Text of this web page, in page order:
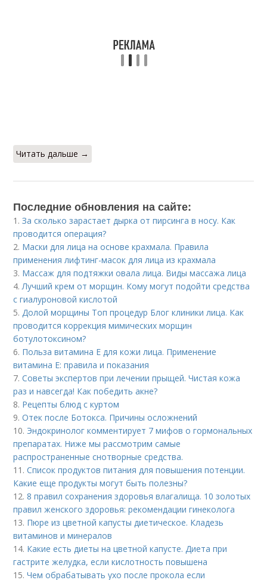
Читать дальше →
Последние обновления на сайте:
1.За сколько зарастает дырка от пирсинга в носу. Как
проводится операция?
2. Маски для лица на основе крахмала. Правила
применения лифтинг-масок для лица из крахмала
3. Массаж для подтяжки овала лица. Виды массажа лица
4.Лучший крем от морщин. Кому могут подойти средства
с гиалуроновой кислотой
5.Долой морщины Топ процедур Блог клиники лица. Как
проводится коррекция мимических морщин
ботулотоксином?
6. Польза витамина Е для кожи лица. Применение
витамина E: правила и показания
7.Советы экспертов при лечении прыщей. Чистая кожа
раз и навсегда! Как победить акне?
8. Рецепты блюд с куртом
9.Отек после Ботокса. Причины осложнений
10. Эндокринолог комментирует 7 мифов о гормональных
препаратах. Ниже мы рассмотрим самые
распространенные снотворные средства.
11.Список продуктов питания для повышения потенции.
Какие еще продукты могут быть полезны?
12.8 правил сохранения здоровья влагалища. 10 золотых
правил женского здоровья: рекомендации гинеколога
13. Пюре из цветной капусты диетическое. Кладезь
витаминов и минералов
14. Какие есть диеты на цветной капусте. Диета при
гастрите желудка, если кислотность повышена
15.Чем обрабатывать ухо после прокола если